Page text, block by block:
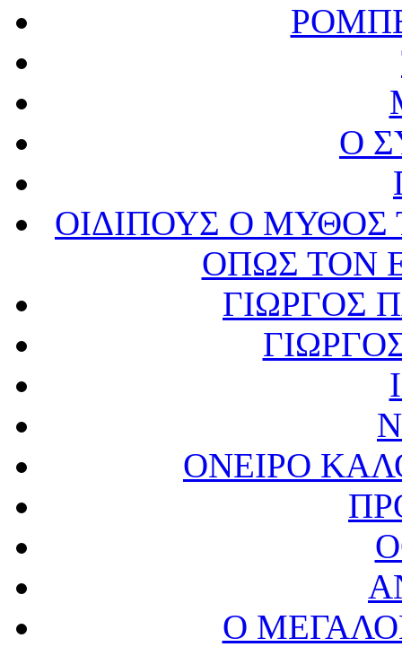
Ο
ΟΙΔΙΠΟΥΣ Ο ΜΥΘΟΣ
ΟΠΩΣ ΤΟΝ
ΓΙΩΡΓΟΣ
ΟΝΕΙΡΟ
Ο